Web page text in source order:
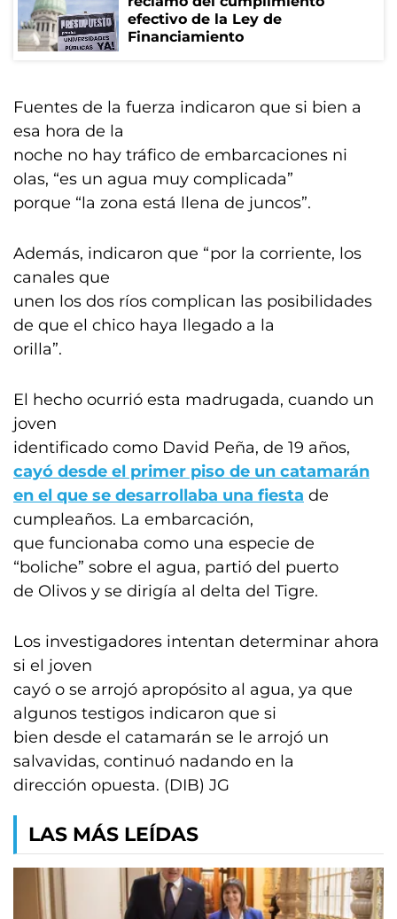
efectivo de la Ley de
Financiamiento
Fuentes de la fuerza indicaron que si bien a
esa hora de la
noche no hay tráfico de embarcaciones ni
olas, “es un agua muy complicada”
porque “la zona está llena de juncos”.
Además, indicaron que “por la corriente, los
canales que
unen los dos ríos complican las posibilidades
de que el chico haya llegado a la
orilla”.
El hecho ocurrió esta madrugada, cuando un
joven
identificado como David Peña, de 19 años,
cayó desde el primer piso de un catamarán
en el que se desarrollaba una fiesta de
cumpleaños. La embarcación,
que funcionaba como una especie de
“boliche” sobre el agua, partió del puerto
de Olivos y se dirigía al delta del Tigre.
Los investigadores intentan determinar ahora
si el joven
cayó o se arrojó apropósito al agua, ya que
algunos testigos indicaron que si
bien desde el catamarán se le arrojó un
salvavidas, continuó nadando en la
dirección opuesta. (DIB) JG
LAS MÁS LEÍDAS